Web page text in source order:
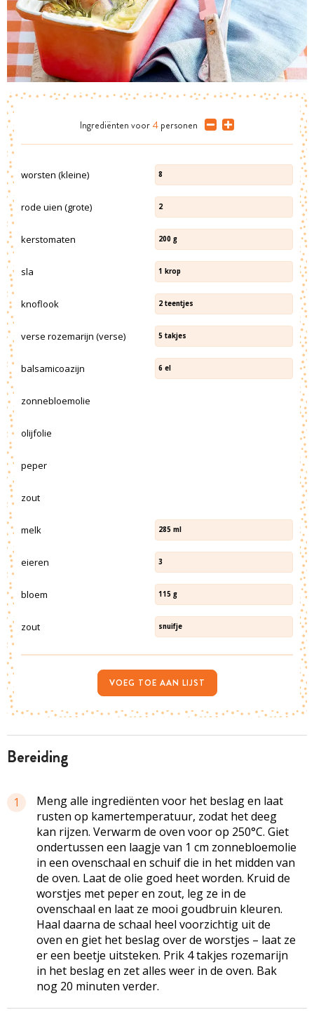
bereiding
1
Meng alle ingrediënten voor het beslag en laat
rusten op kamertemperatuur, zodat het deeg
kan rijzen. Verwarm de oven voor op 250°C. Giet
ondertussen een laagje van 1 cm zonnebloemolie
in een ovenschaal en schuif die in het midden van
de oven. Laat de olie goed heet worden. Kruid de
worstjes met peper en zout, leg ze in de
ovenschaal en laat ze mooi goudbruin kleuren.
Haal daarna de schaal heel voorzichtig uit de
oven en giet het beslag over de worstjes – laat ze
er een beetje uitsteken. Prik 4 takjes rozemarijn
in het beslag en zet alles weer in de oven. Bak
nog 20 minuten verder.
Ingrediënten voor 4 personen
worsten (kleine) 8
rode uien (grote) 2
kerstomaten 200 g
sla 1 krop
knoflook 2 teentjes
verse rozemarijn (verse) 5 takjes
balsamicoazijn 6 el
zonnebloemolie
olijfolie
peper
zout
melk 285 ml
eieren 3
bloem 115 g
zout snuifje
VOEG TOE AAN LIJST